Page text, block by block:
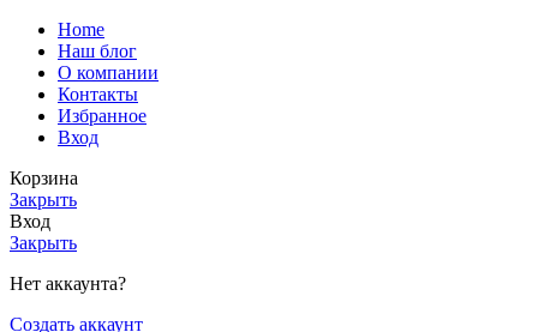
Home
Наш блог
О компании
Контакты
Избранное
Вход
Корзина
Закрыть
Вход
Закрыть
Нет аккаунта?
Создать аккаунт